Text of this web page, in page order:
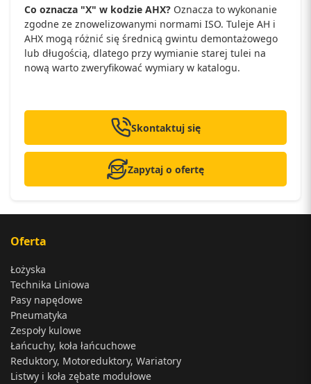
Co oznacza "X" w kodzie AHX? Oznacza to wykonanie
zgodne ze znowelizowanymi normami ISO. Tuleje AH i
AHX mogą różnić się średnicą gwintu demontażowego
lub długością, dlatego przy wymianie starej tulei na
nową warto zweryfikować wymiary w katalogu.
Skontaktuj się
Zapytaj o ofertę
Oferta
Łożyska
Technika Liniowa
Pasy napędowe
Pneumatyka
Zespoły kulowe
Łańcuchy, koła łańcuchowe
Reduktory, Motoreduktory, Wariatory
Listwy i koła zębate modułowe